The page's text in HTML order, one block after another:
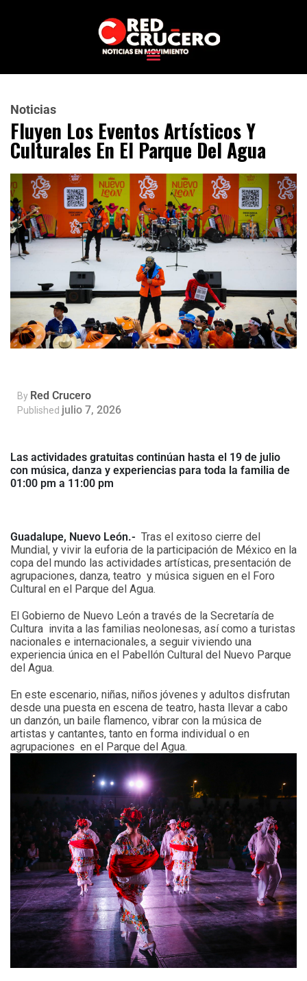
Noticias
Fluyen Los Eventos Artísticos Y
Culturales En El Parque Del Agua
By Red Crucero
Published julio 7, 2026
Las actividades gratuitas continúan hasta el 19 de julio
con música, danza y experiencias para toda la familia de
01:00 pm a 11:00 pm
Guadalupe, Nuevo León.- Tras el exitoso cierre del
Mundial, y vivir la euforia de la participación de México en la
copa del mundo las actividades artísticas, presentación de
agrupaciones, danza, teatro y música siguen en el Foro
Cultural en el Parque del Agua.
El Gobierno de Nuevo León a través de la Secretaría de
Cultura invita a las familias neolonesas, así como a turistas
nacionales e internacionales, a seguir viviendo una
experiencia única en el Pabellón Cultural del Nuevo Parque
del Agua.
En este escenario, niñas, niños jóvenes y adultos disfrutan
desde una puesta en escena de teatro, hasta llevar a cabo
un danzón, un baile flamenco, vibrar con la música de
artistas y cantantes, tanto en forma individual o en
agrupaciones en el Parque del Agua.